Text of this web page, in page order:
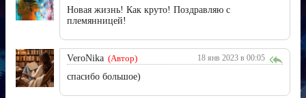
Новая жизнь! Как круто! Поздравляю с
племянницей!
18 янв 2023 в 00:05
VeroNika (Автор)
спасибо большое)